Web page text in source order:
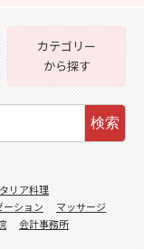
カテゴリー
から探す
検索
リア料理
ーション
マッサージ
会計事務所